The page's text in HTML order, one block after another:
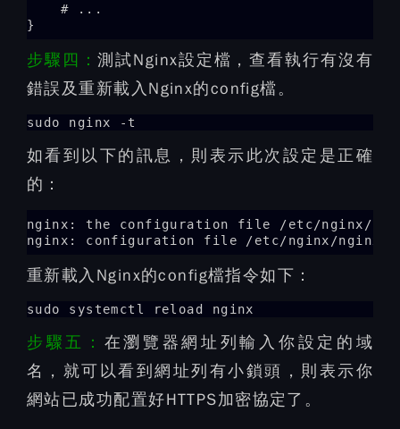
    # ...
}
步驟四：測試Nginx設定檔，查看執行有沒有
錯誤及重新載入Nginx的config檔。
sudo nginx -t
如看到以下的訊息，則表示此次設定是正確
的：
nginx: the configuration file /etc/nginx/
nginx: configuration file /etc/nginx/
重新載入Nginx的config檔指令如下：
sudo systemctl reload nginx
步驟五： 在瀏覽器網址列輸入你設定的域
名，就可以看到網址列有小鎖頭，則表示你
網站已成功配置好HTTPS加密協定了。